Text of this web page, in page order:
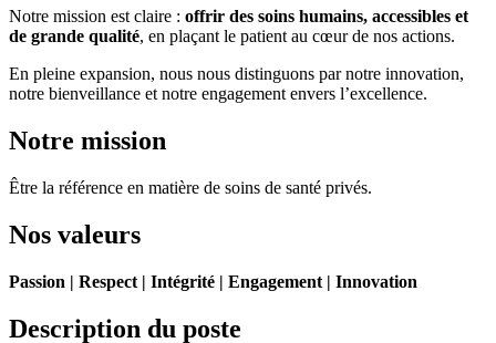
Notre mission est claire : offrir des soins humains, accessibles et
de grande qualité, en plaçant le patient au cœur de nos actions.
En pleine expansion, nous nous distinguons par notre innovation,
notre bienveillance et notre engagement envers l’excellence.
Notre mission
Être la référence en matière de soins de santé privés.
Nos valeurs
Passion | Respect | Intégrité | Engagement | Innovation
Description du poste